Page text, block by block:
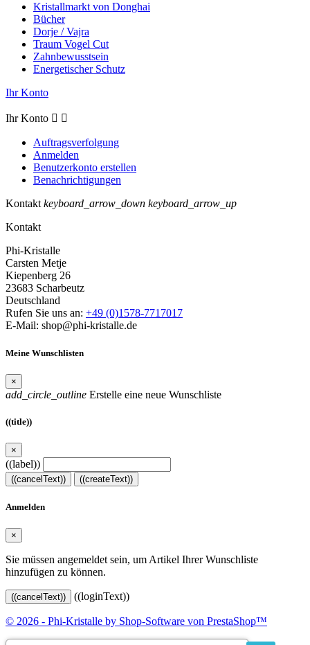
Kristallmarkt von Donghai
Bücher
Dorje / Vajra
Traum Vogel Cut
Zahnbewusstsein
Energetischer Schutz
Ihr Konto
Ihr Konto  
Auftragsverfolgung
Anmelden
Benutzerkonto erstellen
Benachrichtigungen
Kontakt keyboard_arrow_down keyboard_arrow_up
Kontakt
Phi-Kristalle
Carsten Metje
Kiepenberg 26
23683 Scharbeutz
Deutschland
Rufen Sie uns an: +49 (0)1578-7717017
E-Mail: shop@phi-kristalle.de
Meine Wunschlisten
×
add_circle_outline Erstelle eine neue Wunschliste
((title))
×
((label))
((cancelText)) ((createText))
Anmelden
×
Sie müssen angemeldet sein, um Artikel Ihrer Wunschliste
hinzufügen zu können.
((cancelText)) ((loginText))
© 2026 - Phi-Kristalle by Shop-Software von PrestaShop™